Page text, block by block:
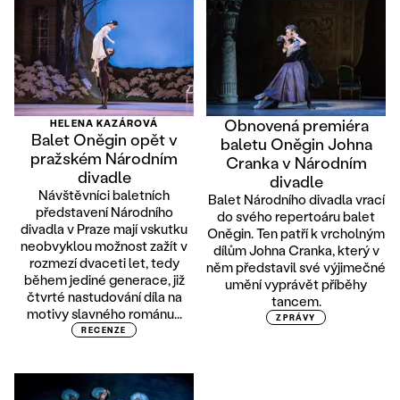
HELENA KAZÁROVÁ
Balet Oněgin opět v
pražském Národním
divadle
Návštěvníci baletních
představení Národního
divadla v Praze mají vskutku
neobvyklou možnost zažít v
rozmezí dvaceti let, tedy
během jediné generace, již
čtvrté nastudování díla na
motivy slavného románu...
RECENZE
Obnovená premiéra
baletu Oněgin Johna
Cranka v Národním
divadle
Balet Národního divadla vrací
do svého repertoáru balet
Oněgin. Ten patří k vrcholným
dílům Johna Cranka, který v
něm představil své výjimečné
umění vyprávět příběhy
tancem.
ZPRÁVY